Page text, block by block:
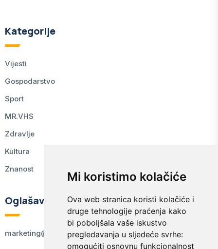
Mi koristimo kolačiće
Ova web stranica koristi kolačiće i
druge tehnologije praćenja kako
bi poboljšala vaše iskustvo
pregledavanja u sljedeće svrhe:
omogućiti osnovnu funkcionalnost
Kategorije
Vijesti
Gospodarstvo
Sport
MR.VHS
Zdravlje
Kultura
Znanost
Oglašavanje
marketing@kodex.hr